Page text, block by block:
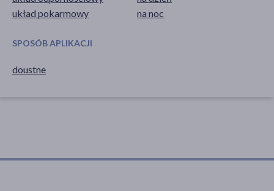
układ pokarmowy
na noc
SPOSÓB APLIKACJI
doustne